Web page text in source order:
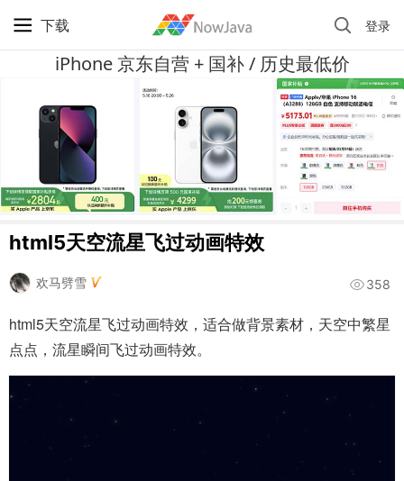
下载 登录
iPhone 京东自营 + 国补 / 历史最低价
html5天空流星飞过动画特效
欢马劈雪 358
html5天空流星飞过动画特效，适合做背景素材，天空中繁星
点点，流星瞬间飞过动画特效。